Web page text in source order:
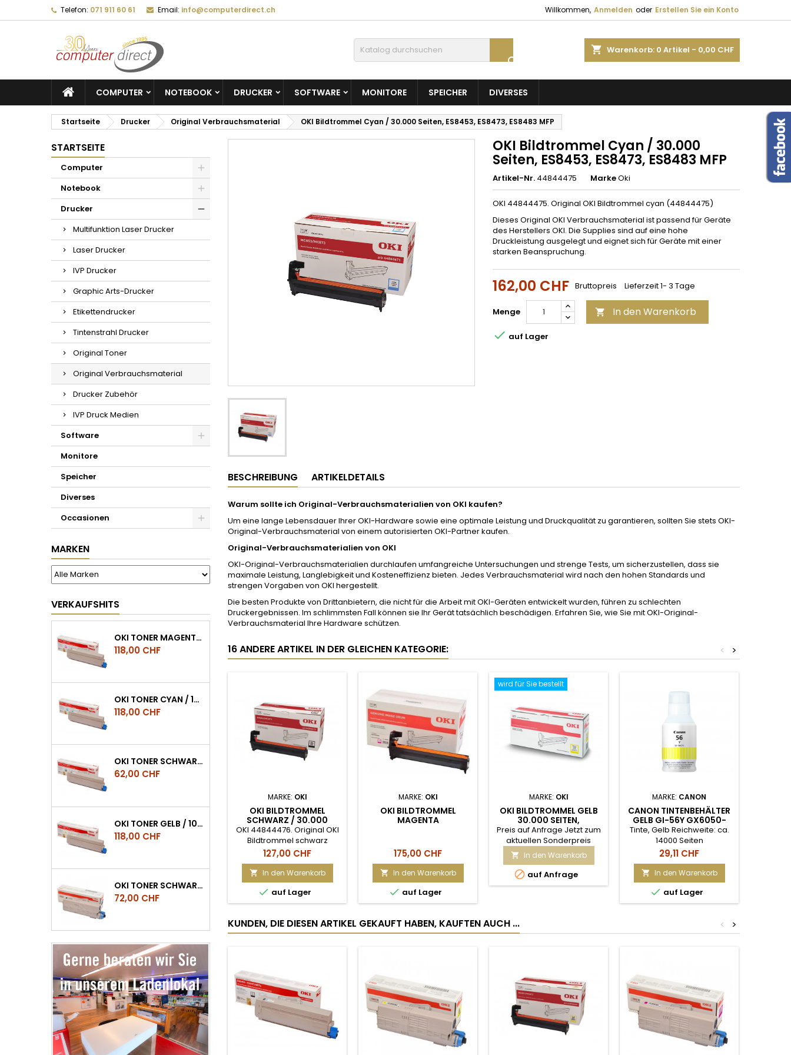
Telefon: 071 911 60 61 Email: info@computerdirect.ch Willkommen, Anmelden oder Erstellen Sie ein Konto
shopping_cart Warenkorb: 0 Artikel - 0,00 CHF

COMPUTER NOTEBOOK DRUCKER SOFTWARE MONITORE SPEICHER DIVERSES
Startseite Drucker Original Verbrauchsmaterial OKI Bildtrommel Cyan / 30.000 Seiten, ES8453, ES8473, ES8483 MFP
STARTSEITE
Computer
Notebook
Drucker
Multifunktion Laser Drucker
Laser Drucker
IVP Drucker
Graphic Arts-Drucker
Etikettendrucker
Tintenstrahl Drucker
Original Toner
Original Verbrauchsmaterial
Drucker Zubehör
IVP Druck Medien
Software
Monitore
Speicher
Diverses
Occasionen
MARKEN
VERKAUFSHITS
OKI TONER MAGENTA / 10.000 SEITEN, ES8453, ES8473, ES8483 MFP
Preis
118,00 CHF
OKI TONER CYAN / 10.000 SEITEN, ES8453, ES8473, ES8483 MFP
Preis
118,00 CHF
OKI TONER SCHWARZ / 15.000 SEITEN, ES8453, ES8473, ES8483 MFP
Preis
62,00 CHF
OKI TONER GELB / 10.000 SEITEN, ES8453, ES8473, ES8483 MFP
Preis
118,00 CHF
OKI TONER SCHWARZ ES5432/ES5473 CA. 7.000 SEITEN
Preis
72,00 CHF
OKI Bildtrommel Cyan / 30.000
Seiten, ES8453, ES8473, ES8483 MFP
Artikel-Nr. 44844475 MarkeOki
OKI 44844475. Original OKI Bildtrommel cyan (44844475)
Dieses Original OKI Verbrauchsmaterial ist passend für Geräte
des Herstellers OKI. Die Supplies sind auf eine hohe
Druckleistung ausgelegt und eignet sich für Geräte mit einer
starken Beanspruchung.
162,00 CHF Bruttopreis Lieferzeit 1- 3 Tage
Menge  In den Warenkorb
 auf Lager
BESCHREIBUNG ARTIKELDETAILS
Warum sollte ich Original-Verbrauchsmaterialien von OKI kaufen?
Um eine lange Lebensdauer Ihrer OKI-Hardware sowie eine optimale Leistung und Druckqualität zu garantieren, sollten Sie stets OKI-
Original-Verbrauchsmaterial von einem autorisierten OKI-Partner kaufen.
Original-Verbrauchsmaterialien von OKI
OKI-Original-Verbrauchsmaterialien durchlaufen umfangreiche Untersuchungen und strenge Tests, um sicherzustellen, dass sie
maximale Leistung, Langlebigkeit und Kosteneffizienz bieten. Jedes Verbrauchsmaterial wird nach den hohen Standards und
strengen Vorgaben von OKI hergestellt.
Die besten Produkte von Drittanbietern, die nicht für die Arbeit mit OKI-Geräten entwickelt wurden, führen zu schlechten
Druckergebnissen. Im schlimmsten Fall können sie Ihr Gerät tatsächlich beschädigen. Erfahren Sie, wie Sie mit OKI-Original-
Verbrauchsmaterial Ihre Hardware schützen.
16 ANDERE ARTIKEL IN DER GLEICHEN KATEGORIE: >
<
MARKE: OKI
OKI BILDTROMMEL
SCHWARZ / 30.000
SEITEN, ES8453, ES8473,
ES8483 MFP
OKI 44844476. Original OKI
Bildtrommel schwarz
(44844476) Dieses Original
OKI Verbrauchsmaterial ist
passend für Geräte des
Herstellers OKI. Die Supplies
sind auf eine hohe
Druckleistung ausgelegt
mit einer starken
Beanspruchung.
Preis
127,00 CHF
 In den Warenkorb
 auf Lager
MARKE: OKI
OKI BILDTROMMEL
MAGENTA
Preis
175,00 CHF
 In den Warenkorb
 auf Lager
wird für Sie bestellt
MARKE: OKI
OKI BILDTROMMEL GELB
30.000 SEITEN,
PRO8432WT
Preis auf Anfrage Jetzt zum
aktuellen Sonderpreis
kaufen!
 In den Warenkorb
 auf Anfrage
MARKE: CANON
CANON TINTENBEHÄLTER
GELB GI-56Y GX6050-
GX7050
Tinte, Gelb Reichweite: ca.
14000 Seiten
Preis
29,11 CHF
 In den Warenkorb
 auf Lager
KUNDEN, DIE DIESEN ARTIKEL GEKAUFT HABEN, KAUFTEN AUCH ... >
<